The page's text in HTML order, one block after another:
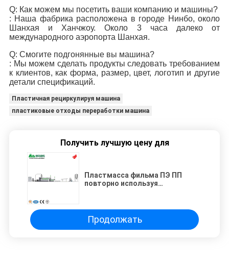
Q: Как можем мы посетить ваши компанию и машины?
: Наша фабрика расположена в городе Нинбо, около
Шанхая и Ханчжоу. Около 3 часа далеко от
международного аэропорта Шанхая.
Q: Смогите подгонянные вы машина?
: Мы можем сделать продукты следовать требованием
к клиентов, как форма, размер, цвет, логотип и другие
детали спецификаций.
Пластичная рециркулируя машина
пластиковые отходы переработки машина
Получить лучшую цену для
Пластмасса фильма ПЭ ПП
повторно используя
Продолжать